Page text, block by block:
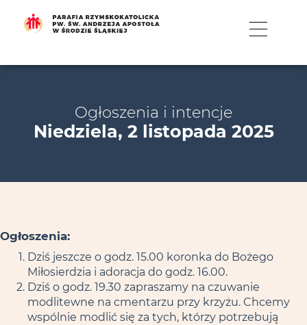
MENU
Ogłoszenia i intencje
Niedziela, 2 listopada 2025
Ogłoszenia:
Dziś jeszcze o godz. 15.00 koronka do Bożego
Miłosierdzia i adoracja do godz. 16.00.
Dziś o godz. 19.30 zapraszamy na czuwanie
modlitewne na cmentarzu przy krzyżu. Chcemy
wspólnie modlić się za tych, którzy potrzebują